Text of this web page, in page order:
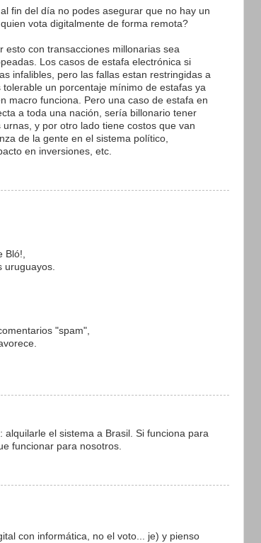
fin del día no podes asegurar que no hay un
vota digitalmente de forma remota?
esto con transacciones millonarias sea
Los casos de estafa electrónica si
infalibles, pero las fallas estan restringidas a
un porcentaje mínimo de estafas ya
macro funciona. Pero una caso de estafa en
a toda una nación, sería billonario tener
y por otro lado tiene costos que van
de la gente en el sistema político,
en inversiones, etc.
Bló!,
uruguayos.
"spam",
alquilarle el sistema a Brasil. Si funciona para
funcionar para nosotros.
con informática, no el voto... je) y pienso